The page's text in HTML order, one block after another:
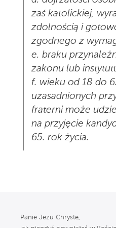
zaś katolickiej,
zdolnością i
zgodnego z
e. braku
zakonu lub
f. wieku od 18 do
uzasadnionych
fraterni może
na przyjęcie
65. rok życia.
Panie Jezu Chryste,